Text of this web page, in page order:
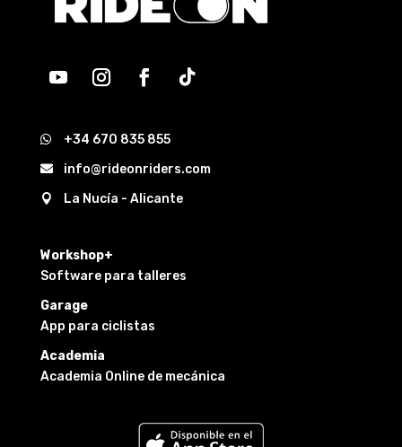
 +34 670 835 855
 info@rideonriders.com
 La Nucía - Alicante
Workshop+
Software para talleres
Garage
App para ciclistas
Academia
Academia Online de mecánica